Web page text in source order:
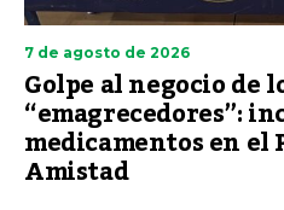
7 de agosto de 2026
Golpe al negocio de
“emagrecedores”:
medicamentos en el
Amistad